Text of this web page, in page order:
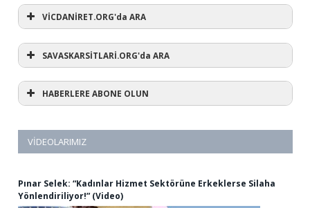
VİCDANİRET.ORG'da ARA
SAVASKARSİTLARİ.ORG'da ARA
HABERLERE ABONE OLUN
VIDEOLARIMIZ
Pınar Selek: “Kadınlar Hizmet Sektörüne Erkeklerse Silaha
Yönlendiriliyor!” (Video)